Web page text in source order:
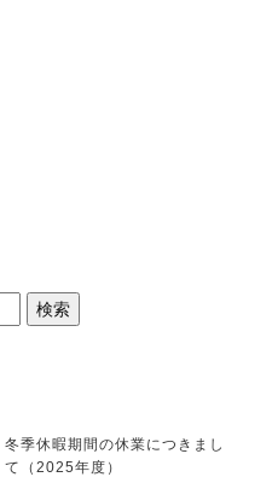
冬季休暇期間の休業につきまし
て（2025年度）